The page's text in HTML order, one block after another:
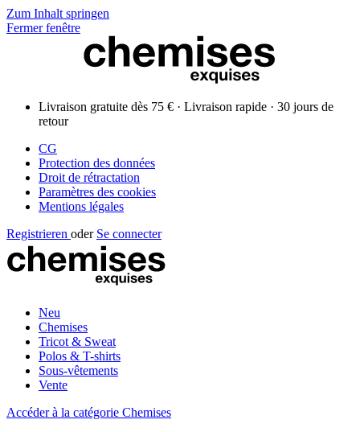
Zum Inhalt springen
Fermer fenêtre
Livraison gratuite dès 75 € · Livraison rapide · 30 jours de
retour
CG
Protection des données
Droit de rétractation
Paramètres des cookies
Mentions légales
Registrieren oder Se connecter
Neu
Chemises
Tricot & Sweat
Polos & T-shirts
Sous-vêtements
Vente
Accéder à la catégorie Chemises